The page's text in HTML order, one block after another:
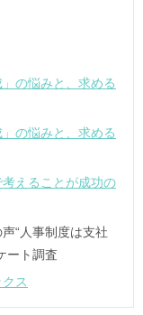
の悩みと、求める
の悩みと、求める
えることが成功の
“人事制度は支社
ート調査
ス